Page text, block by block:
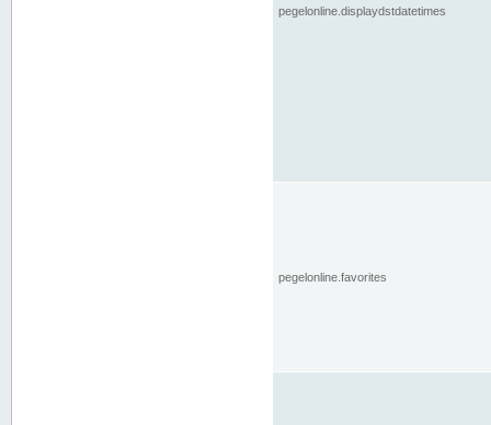
pegelonline.displaydstdatetimes
pegelonline.favorites